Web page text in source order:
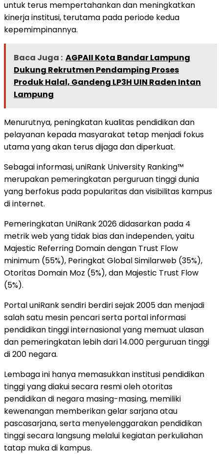
untuk terus mempertahankan dan meningkatkan
kinerja institusi, terutama pada periode kedua
kepemimpinannya.
Baca Juga : AGPAII Kota Bandar Lampung
Dukung Rekrutmen Pendamping Proses
Produk Halal, Gandeng LP3H UIN Raden Intan
Lampung
Menurutnya, peningkatan kualitas pendidikan dan
pelayanan kepada masyarakat tetap menjadi fokus
utama yang akan terus dijaga dan diperkuat.
Sebagai informasi, uniRank University Ranking™
merupakan pemeringkatan perguruan tinggi dunia
yang berfokus pada popularitas dan visibilitas kampus
di internet.
Pemeringkatan UniRank 2026 didasarkan pada 4
metrik web yang tidak bias dan independen, yaitu
Majestic Referring Domain dengan Trust Flow
minimum (55%), Peringkat Global Similarweb (35%),
Otoritas Domain Moz (5%), dan Majestic Trust Flow
(5%).
Portal uniRank sendiri berdiri sejak 2005 dan menjadi
salah satu mesin pencari serta portal informasi
pendidikan tinggi internasional yang memuat ulasan
dan pemeringkatan lebih dari 14.000 perguruan tinggi
di 200 negara.
Lembaga ini hanya memasukkan institusi pendidikan
tinggi yang diakui secara resmi oleh otoritas
pendidikan di negara masing-masing, memiliki
kewenangan memberikan gelar sarjana atau
pascasarjana, serta menyelenggarakan pendidikan
tinggi secara langsung melalui kegiatan perkuliahan
tatap muka di kampus.